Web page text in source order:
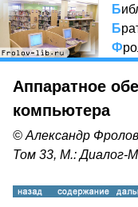
Б
Б
Ф
Аппаратное
компьютера
© Александр
Том 33, М.: Диалог-